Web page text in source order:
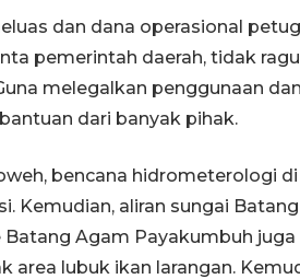
dan dana operasional
pemerintah daerah, tidak
melegalkan penggunaan
dari banyak pihak.
bencana hidrometerologi
Kemudian, aliran sungai
Agam Payakumbuh
area lubuk ikan larangan.
05